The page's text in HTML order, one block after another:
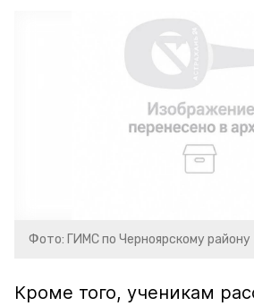
Фото: ГИМС по Черноярскому району
Кроме того, ученикам